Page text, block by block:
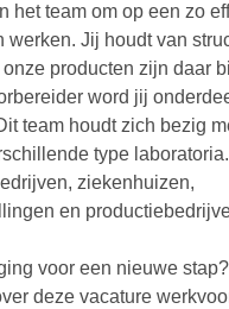
het team om op een zo
werken. Jij houdt van
producten zijn daar
word jij
team houdt zich bezig
type
ziekenhuizen,
en
voor een nieuwe
deze vacature